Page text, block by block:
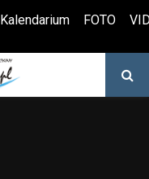
Kalendarium FOTO